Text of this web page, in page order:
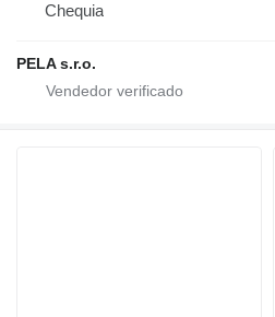
Chequia
PELA s.r.o.